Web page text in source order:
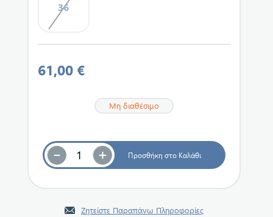
36
61,00 €
Μη διαθέσιμο
Ζητείστε Παραπάνω Πληροφορίες